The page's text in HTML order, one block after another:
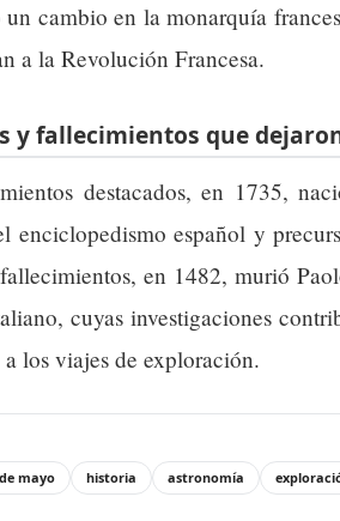
cambio en la monarquía
a la Revolución Francesa.
y fallecimientos que
destacados, en 1735,
enciclopedismo español y
en 1482, murió
cuyas investigaciones
los viajes de exploración.
mayo historia astronomía